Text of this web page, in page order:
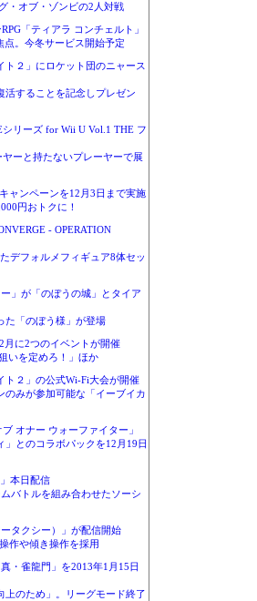
・オブ・ゾンビの2人対戦
「ティアラ コンチェルト」
点。今冬サービス開始予定
ト２」にロケット団のニャース
活することを記念しプレゼン
リーズ for Wii U Vol.1 THE フ
ーと持たないプレーヤーで展
ャンペーンを12月3日まで実施
円おトクに！
- OPERATION
デフォルメフィギュア8体セッ
」が「のぼうの城」とタイア
た「のぼう様」が登場
月に2つのイベントが開催
いを定めろ！」ほか
ト２」の公式Wi-Fi大会が開催
のみが参加可能な「イーブイカ
オナー ウォーファイター」
とのコラボパックを12月19日
本日配信
バトルを組み合わせたソーシ
タクシー）」が配信開始
作や傾き操作を採用
・雀龍門」を2013年1月15日
上のため」。リーグモード終了